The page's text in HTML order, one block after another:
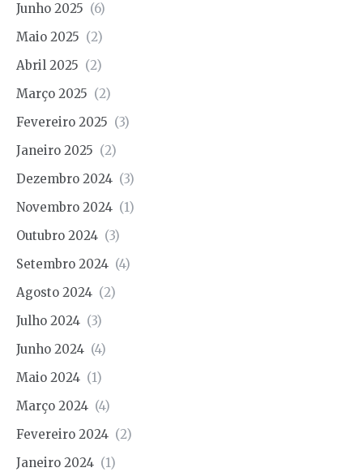
Junho 2025 (6)
Maio 2025 (2)
Abril 2025 (2)
Março 2025 (2)
Fevereiro 2025 (3)
Janeiro 2025 (2)
Dezembro 2024 (3)
Novembro 2024 (1)
Outubro 2024 (3)
Setembro 2024 (4)
Agosto 2024 (2)
Julho 2024 (3)
Junho 2024 (4)
Maio 2024 (1)
Março 2024 (4)
Fevereiro 2024 (2)
Janeiro 2024 (1)